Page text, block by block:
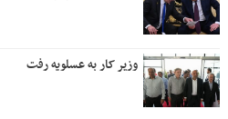
وزیر کار به عسلویه رفت